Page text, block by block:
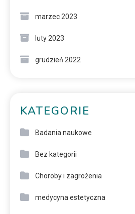
marzec 2023
luty 2023
grudzień 2022
KATEGORIE
Badania naukowe
Bez kategorii
Choroby i zagrożenia
medycyna estetyczna